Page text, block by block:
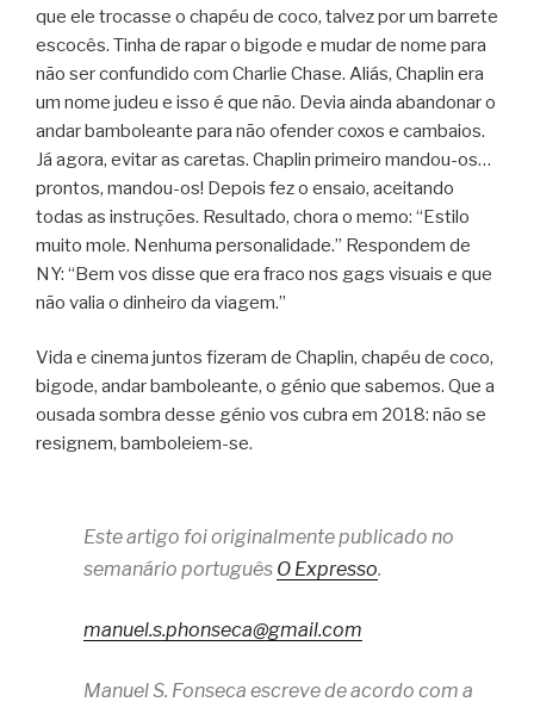
que ele trocasse o chapéu de coco, talvez por um barrete
escocês. Tinha de rapar o bigode e mudar de nome para
não ser confundido com Charlie Chase. Aliás, Chaplin era
um nome judeu e isso é que não. Devia ainda abandonar o
andar bamboleante para não ofender coxos e cambaios.
Já agora, evitar as caretas. Chaplin primeiro mandou-os…
prontos, mandou-os! Depois fez o ensaio, aceitando
todas as instruções. Resultado, chora o memo: “Estilo
muito mole. Nenhuma personalidade.” Respondem de
NY: “Bem vos disse que era fraco nos gags visuais e que
não valia o dinheiro da viagem.”
Vida e cinema juntos fizeram de Chaplin, chapéu de coco,
bigode, andar bamboleante, o génio que sabemos. Que a
ousada sombra desse génio vos cubra em 2018: não se
resignem, bamboleiem-se.
Este artigo foi originalmente publicado no
semanário português O Expresso.
manuel.s.phonseca@gmail.com
Manuel S. Fonseca escreve de acordo com a